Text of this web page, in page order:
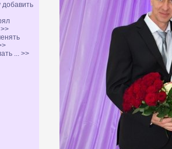
добавить
... >>